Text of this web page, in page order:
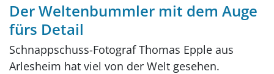
Der Weltenbummler mit dem Auge
fürs Detail
Schnappschuss-Fotograf Thomas Epple aus
Arlesheim hat viel von der Welt gesehen.